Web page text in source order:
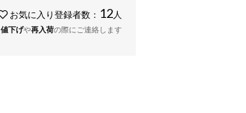
お気に入り登録者数： 12 人
値下げや再入荷の際にご連絡します